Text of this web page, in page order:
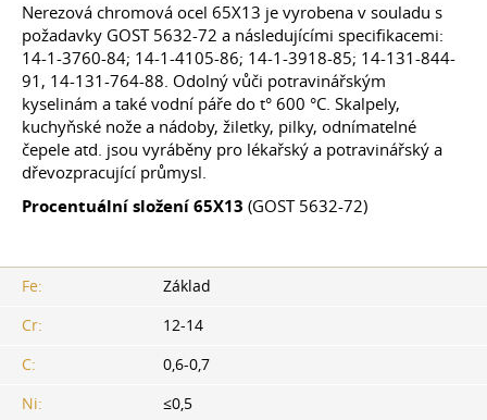
Nerezová chromová ocel 65X13 je vyrobena v souladu s
požadavky GOST 5632-72 a následujícími specifikacemi:
14-1-3760-84; 14-1-4105-86; 14-1-3918-85; 14-131-844-
91, 14-131-764-88. Odolný vůči potravinářským
kyselinám a také vodní páře do t° 600 °C. Skalpely,
kuchyňské nože a nádoby, žiletky, pilky, odnímatelné
čepele atd. jsou vyráběny pro lékařský a potravinářský a
dřevozpracující průmysl.
Procentuální složení 65X13 (GOST 5632-72)
Fe:
Základ
Cr:
12-14
C:
0,6-0,7
Ni:
≤0,5